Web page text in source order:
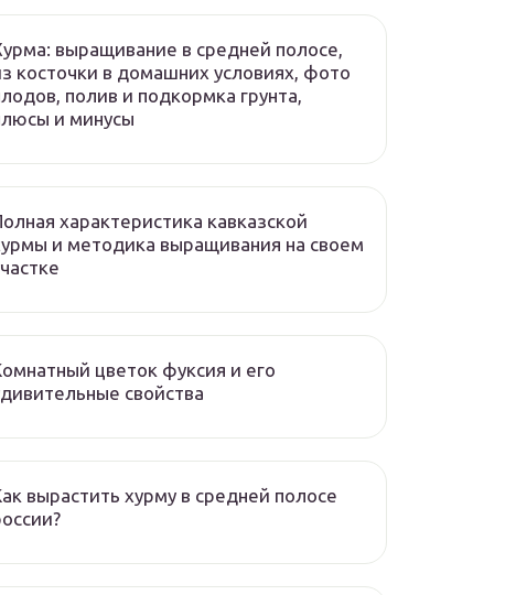
выращивание в средней полосе,
косточки в домашних условиях, фото
полив и подкормка грунта,
и минусы
характеристика кавказской
и методика выращивания на своем
цветок фуксия и его
свойства
вырастить хурму в средней полосе